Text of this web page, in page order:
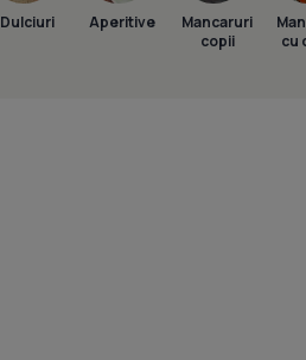
Dulciuri Aperitive
Mancaruri
copii
cu